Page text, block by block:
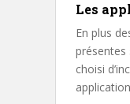
Les
En plus
présentes
choisi